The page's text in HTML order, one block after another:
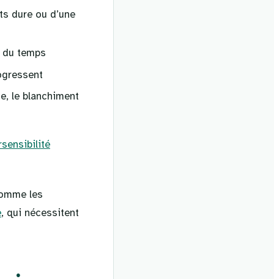
dure ou d’une
temps
le blanchiment
les
, qui nécessitent